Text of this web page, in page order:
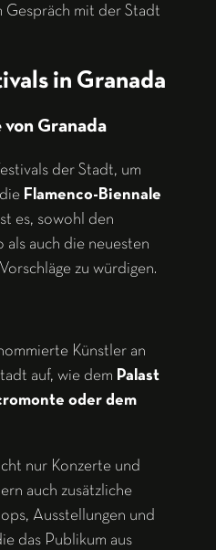
Gespräch mit der Stadt
in Granada
von Granada
der Stadt, um
Flamenco-Biennale
es, sowohl den
auch die neuesten
zu würdigen.
Künstler an
auf, wie dem Palast
oder dem
nur Konzerte und
auch zusätzliche
Ausstellungen und
das Publikum aus